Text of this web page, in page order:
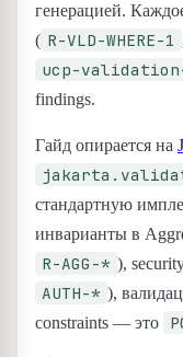
генерацией.
( R-VLD-WHERE-1
ucp-
findings.
Гайд опирается на
стандартную
инварианты в
R-AGG-* ),
AUTH-* ),
constraints — это